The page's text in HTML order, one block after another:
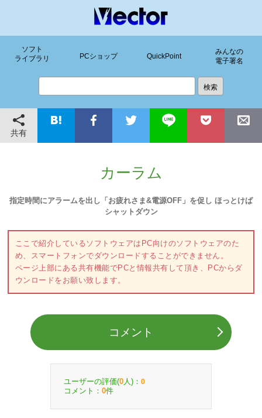
ソフト
ライブラリ
PCショップ QuickPoint
みんなの
電子署名
共有
カーラム
指定時間にアラームを出し「お疲れさま&電源OFF」を促し ほっとけば
シャットダウン
ここで紹介しているソフトウェアはPC向けのソフトウェアのた
め、スマートフォンでダウンロードすることができません。
ページ上部にある共有機能でPCと情報共有して頂き、PCからダ
ウンロードをお願い致します。
コメント
ユーザーの評価(0 人)： 0
コメント： 0件